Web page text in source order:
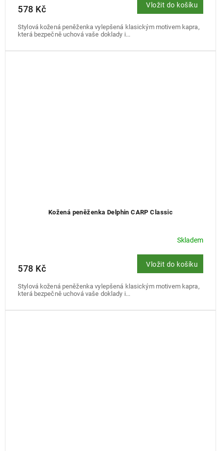
578 Kč Vložit do košíku
Stylová kožená peněženka vylepšená klasickým motivem kapra,
která bezpečně uchová vaše doklady i...
Kožená peněženka Delphin CARP Classic
Skladem
578 Kč Vložit do košíku
Stylová kožená peněženka vylepšená klasickým motivem kapra,
která bezpečně uchová vaše doklady i...